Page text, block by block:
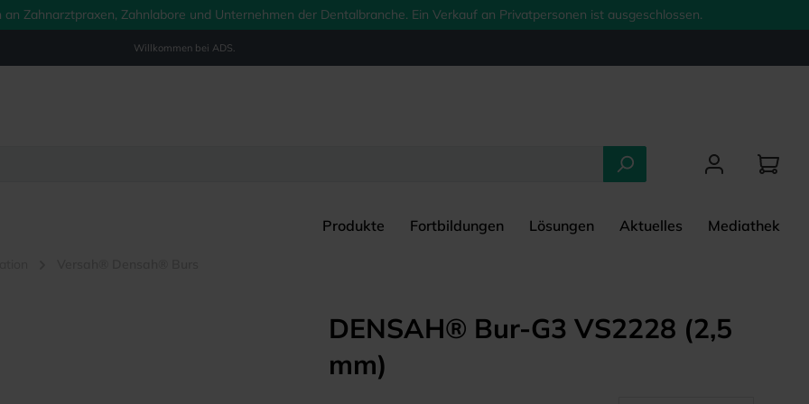
Zahnarztpraxen, Zahnlabore und Unternehmen der Dentalbranche. Ein Verkauf an Privatpersonen ist ausgeschlossen.
Willkommen bei ADS.
Produkte Fortbildungen Lösungen Aktuelles Mediathek
DENSAH® Bur-G3 VS2228 (2,5
mm)